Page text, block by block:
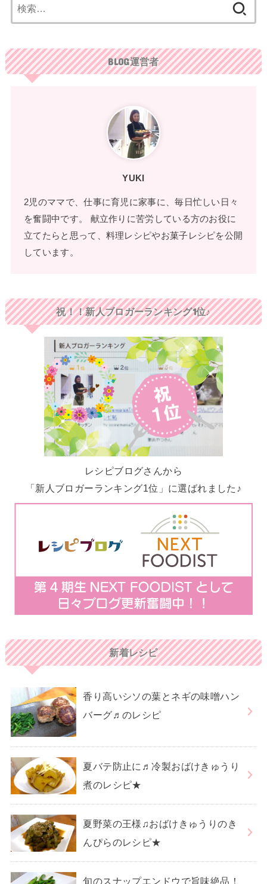
索:
BLOG運営者
YUKI
2児のママで、仕事に育児に家事に、毎日忙しい日々
を奮闘中です。 献立作りに苦労している方のお役に
立てたらと思って、料理レシピやお菓子レシピを公開
しています。
祝！！新人ブロガーランキング1位♪
レシピブログさんから
「新人ブロガーランキング1位」に選ばれました♪
新着レシピ
香り高いシソの葉とネギの味噌ハン
バーグ♬のレシピ
夏バテ防止に♬冷製おばけきゅうり
煮のレシピ★
夏野菜の王様♫おばけきゅうりのき
んぴらのレシピ★
旬のスナップエンドウで旨味絶品！